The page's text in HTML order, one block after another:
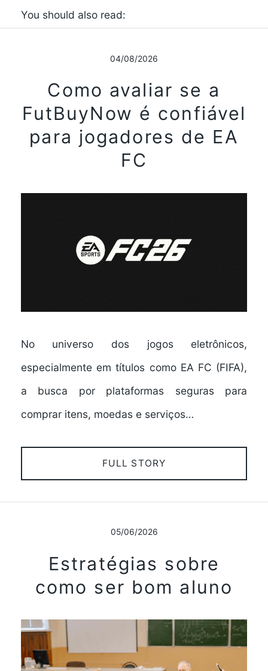
You should also read:
04/08/2026
Como avaliar se a
FutBuyNow é confiável
para jogadores de EA
FC
No universo dos jogos eletrônicos,
especialmente em títulos como EA FC (FIFA),
a busca por plataformas seguras para
comprar itens, moedas e serviços…
FULL STORY
05/06/2026
Estratégias sobre
como ser bom aluno